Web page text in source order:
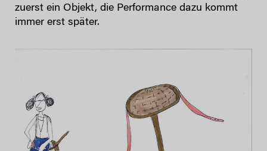
zuerst ein Objekt, die Performance dazu kommt
immer erst später.